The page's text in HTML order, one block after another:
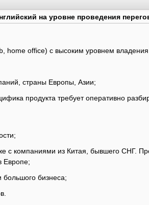
на уровне проведения
office) с высоким уровнем владения
страны Европы, Азии;
продукта требует оперативно
с компаниями из Китая, бывшего СНГ.
Европе;
большого бизнеса;